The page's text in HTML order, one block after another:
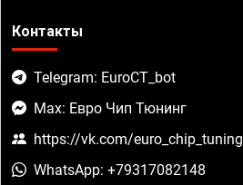
Контакты
Telegram: EuroCT_bot
Max: Евро Чип Тюнинг
https://vk.com/euro_chip_tuning
WhatsApp: +79317082148